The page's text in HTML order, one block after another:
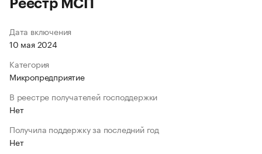
Реестр МСП
Дата включения
10 мая 2024
Категория
Микропредприятие
В реестре получателей господдержки
Нет
Получила поддержку за последний год
Нет